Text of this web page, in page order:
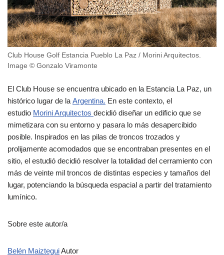
Club House Golf Estancia Pueblo La Paz / Morini Arquitectos.
Image © Gonzalo Viramonte
El Club House se encuentra ubicado en la Estancia La Paz, un
histórico lugar de laArgentina. En este contexto, el
estudio Morini Arquitectos decidió diseñar un edificio que se
mimetizara con su entorno y pasara lo más desapercibido
posible. Inspirados en las pilas de troncos trozados y
prolijamente acomodados que se encontraban presentes en el
sitio, el estudió decidió resolver la totalidad del cerramiento con
más de veinte mil troncos de distintas especies y tamaños del
lugar, potenciando la búsqueda espacial a partir del tratamiento
lumínico.
Sobre este autor/a
Belén MaizteguiAutor